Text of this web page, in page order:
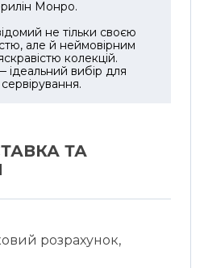
Монро.
не тільки своєю
але й неймовірним
колекцій.
вибір для
ТА
розрахунок,